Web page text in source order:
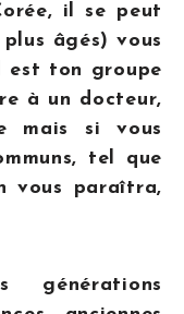
il se peut
âgés) vous
est ton groupe
à un docteur,
mais si vous
tel que
vous paraîtra,
générations